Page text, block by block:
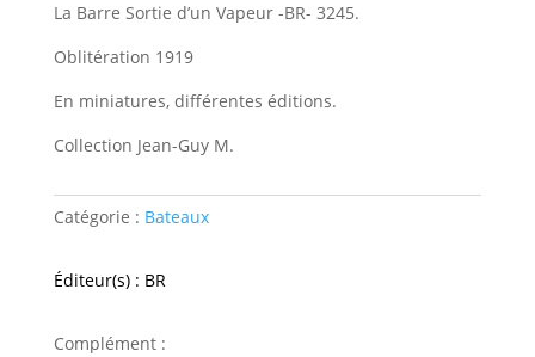
La Barre Sortie d’un Vapeur -BR- 3245.
Oblitération 1919
En miniatures, différentes éditions.
Collection Jean-Guy M.
Catégorie : Bateaux
Éditeur(s) : BR
Complément :